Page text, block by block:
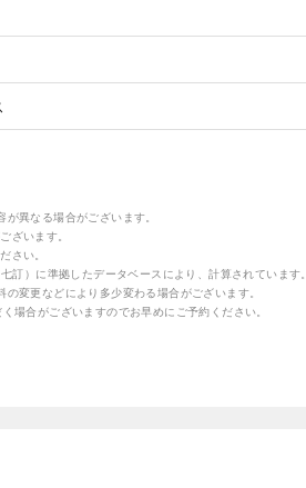
異なる場合がございます。
ざいます。
さい。
）に準拠したデータベースにより、計算されています。
変更などにより多少変わる場合がございます。
場合がございますのでお早めにご予約ください。